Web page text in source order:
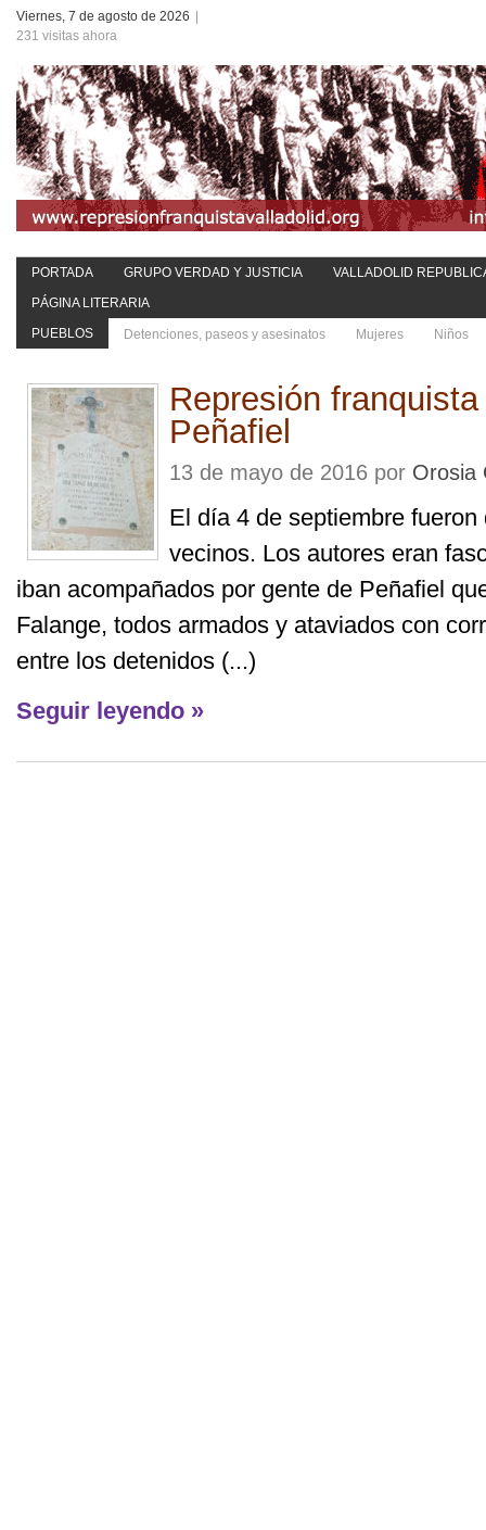
Viernes, 7 de agosto de 2026
231 visitas ahora
PORTADA GRUPO VERDAD Y JUSTICIA
VALLADOLID
PÁGINA LITERARIA
PUEBLOS
Detenciones, paseos y asesinatos Mujeres Niños
Represión
Peñafiel
13 de mayo de 2016 por Orosia
El día 4 de septiembre
vecinos. Los autores eran
iban acompañados por gente de Peñafiel
Falange, todos armados y ataviados con
entre los detenidos (...)
Seguir leyendo »